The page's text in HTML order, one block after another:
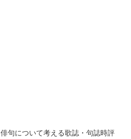
句について考える歌誌・句誌時評